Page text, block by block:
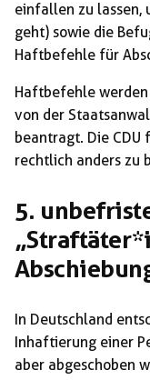
einfallen zu lassen,
geht) sowie die
Haftbefehle für
Haftbefehle
von der
beantragt. Die CDU
rechtlich anders zu
5.
In Deutschland
Inhaftierung einer
aber abgeschoben